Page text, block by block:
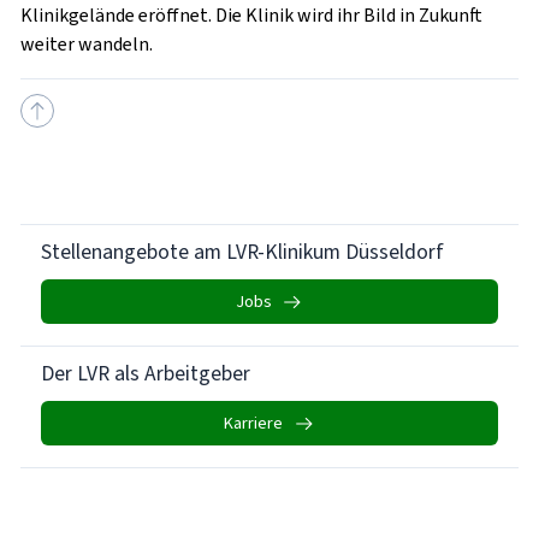
Klinikgelände eröffnet. Die Klinik wird ihr Bild in Zukunft
weiter wandeln.
Stellenangebote am LVR-Klinikum Düsseldorf
Jobs
Der LVR als Arbeitgeber
Karriere